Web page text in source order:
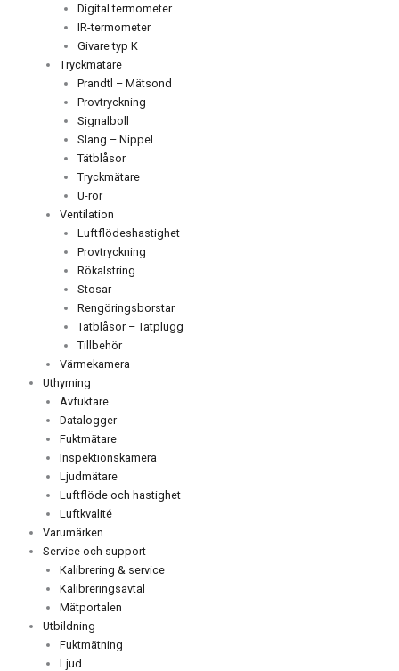
Digital termometer
IR-termometer
Givare typ K
Tryckmätare
Prandtl – Mätsond
Provtryckning
Signalboll
Slang – Nippel
Tätblåsor
Tryckmätare
U-rör
Ventilation
Luftflödeshastighet
Provtryckning
Rökalstring
Stosar
Rengöringsborstar
Tätblåsor – Tätplugg
Tillbehör
Värmekamera
Uthyrning
Avfuktare
Datalogger
Fuktmätare
Inspektionskamera
Ljudmätare
Luftflöde och hastighet
Luftkvalité
Varumärken
Service och support
Kalibrering & service
Kalibreringsavtal
Mätportalen
Utbildning
Fuktmätning
Ljud